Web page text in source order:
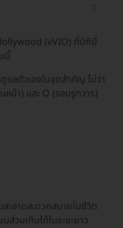
(vVIO) ที่บิกินี่
นี้
แลตัวเองในจุดสำคัญ ไม่ว่า
น้า) และ O (รอบรูทวาร)
อาดสะดวกสบายในชีวิต
ส่วนเกินได้ในระยะยาว